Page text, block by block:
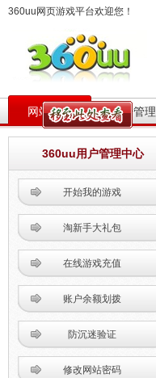
360uu网页游戏平台欢迎您！
网站首页 帐号管理
360uu用户管理中心
开始我的游戏
淘新手大礼包
在线游戏充值
账户余额划拨
防沉迷验证
修改网站密码